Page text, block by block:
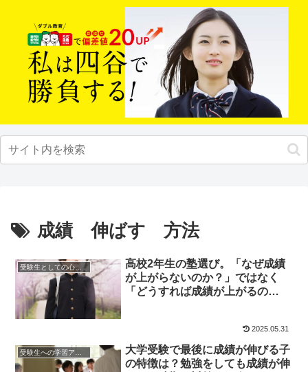
成績 伸ばす 方法
受験生としての心構え
高校2年生の塾選び。「なぜ成績
が上がらないのか？」ではなく
「どうすれば成績が上がるの
2025.05.31
受験生への学習アドバイス
大学受験で最後に成績が伸びる子
の特徴は？勉強をしても成績が伸